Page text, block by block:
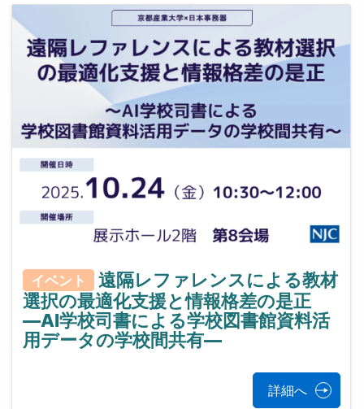
イベント
遠隔レファレンスによる教材
選択の最適化支援と情報格差の是正
―AI学校司書による学校図書館資料活
用データの学校間共有―
詳細へ